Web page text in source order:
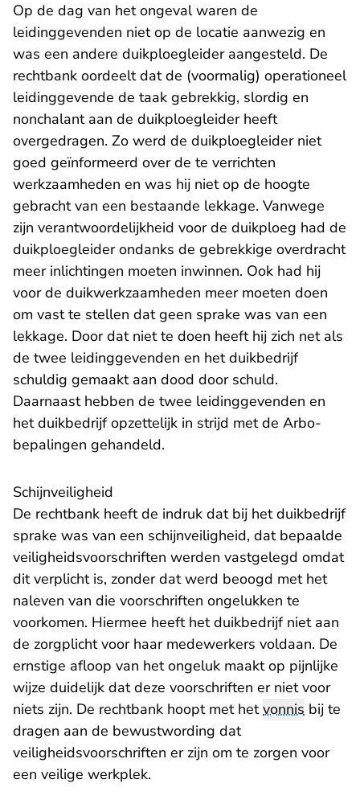
Op de dag van het ongeval waren de
leidinggevenden niet op de locatie aanwezig en
was een andere duikploegleider aangesteld. De
rechtbank oordeelt dat de (voormalig) operationeel
leidinggevende de taak gebrekkig, slordig en
nonchalant aan de duikploegleider heeft
overgedragen. Zo werd de duikploegleider niet
goed geïnformeerd over de te verrichten
werkzaamheden en was hij niet op de hoogte
gebracht van een bestaande lekkage. Vanwege
zijn verantwoordelijkheid voor de duikploeg had de
duikploegleider ondanks de gebrekkige overdracht
meer inlichtingen moeten inwinnen. Ook had hij
voor de duikwerkzaamheden meer moeten doen
om vast te stellen dat geen sprake was van een
lekkage. Door dat niet te doen heeft hij zich net als
de twee leidinggevenden en het duikbedrijf
schuldig gemaakt aan dood door schuld.
Daarnaast hebben de twee leidinggevenden en
het duikbedrijf opzettelijk in strijd met de Arbo-
bepalingen gehandeld.
Schijnveiligheid
De rechtbank heeft de indruk dat bij het duikbedrijf
sprake was van een schijnveiligheid, dat bepaalde
veiligheidsvoorschriften werden vastgelegd omdat
dit verplicht is, zonder dat werd beoogd met het
naleven van die voorschriften ongelukken te
voorkomen. Hiermee heeft het duikbedrijf niet aan
de zorgplicht voor haar medewerkers voldaan. De
ernstige afloop van het ongeluk maakt op pijnlijke
wijze duidelijk dat deze voorschriften er niet voor
niets zijn. De rechtbank hoopt met hetvonnis bij te
dragen aan de bewustwording dat
veiligheidsvoorschriften er zijn om te zorgen voor
een veilige werkplek.